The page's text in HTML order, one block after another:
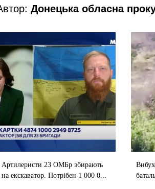
Донецька обласна
Артилеристи 23 ОМБр збирають
на екскаватор. Потрібен 1 000 0...